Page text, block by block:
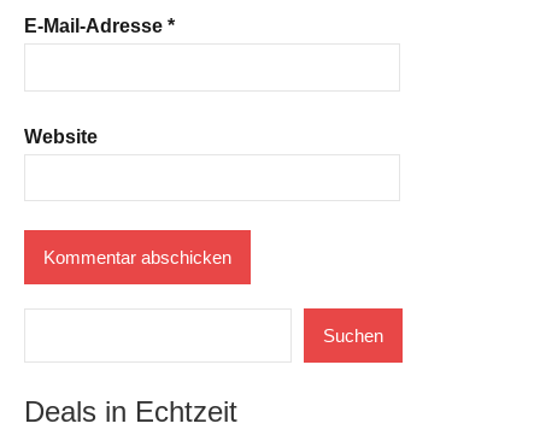
E-Mail-Adresse *
Website
Suchen
Deals in Echtzeit